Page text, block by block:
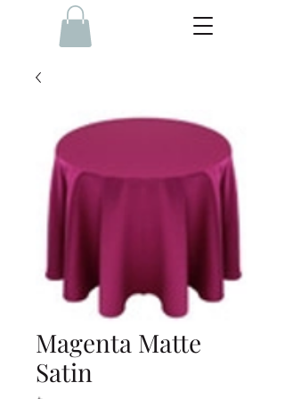
Magenta Matte
Satin